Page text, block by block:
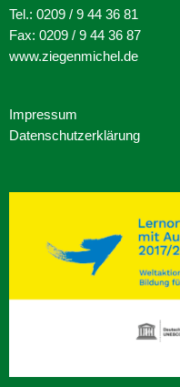
Tel.: 0209 / 9 44 36 81
Fax: 0209 / 9 44 36 87
www.ziegenmichel.de
Impressum
Datenschutzerklärung